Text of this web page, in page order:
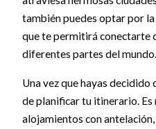
también puedes optar por
que te permitirá conectarte
diferentes partes del mundo.
Una vez que hayas decidido
de planificar tu itinerario.
alojamientos con